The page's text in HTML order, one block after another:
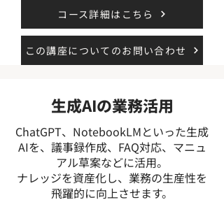
コース詳細はこちら
この講座についてのお問い合わせ
生成AIの業務活用
ChatGPT、NotebookLMといった生成
AIを、議事録作成、FAQ対応、マニュ
アル草案などに活用。
ナレッジを資産化し、業務の生産性を
飛躍的に向上させます。